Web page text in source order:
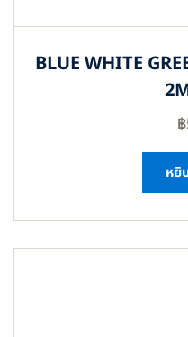
BLUE WHITE
฿
หยิ